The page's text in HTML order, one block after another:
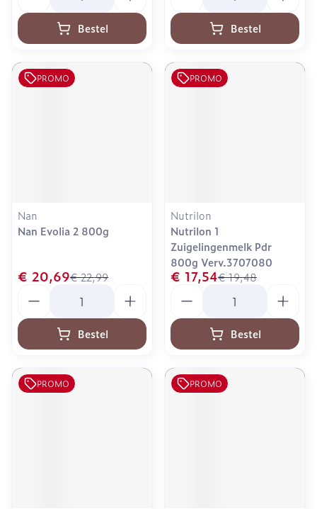
Bestel Bestel
PROMO
Nan
Nan Evolia 2 800g
€ 22,99
€ 20,69
Bestel
PROMO
Nutrilon
Nutrilon 1
Zuigelingenmelk Pdr
800g Verv.3707080
€ 19,48
€ 17,54
Bestel
PROMO PROMO